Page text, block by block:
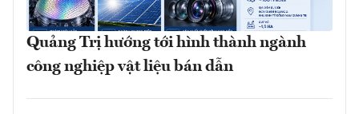
Quảng Trị hướng tới hình thành ngành
công nghiệp vật liệu bán dẫn